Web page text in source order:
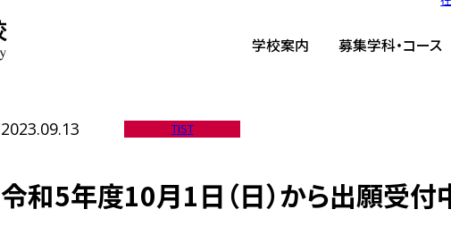
学校案内 募集学科・コース
令和5年度10月1日（日）から出願受付中です！
2023.09.13 TIST
令和5年度10月1日（日）から出願受付